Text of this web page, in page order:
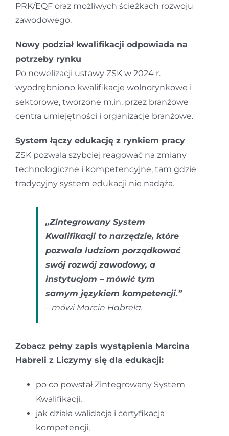
PRK/EQF oraz możliwych ścieżkach rozwoju
zawodowego.
Nowy podział kwalifikacji odpowiada na
potrzeby rynku
Po nowelizacji ustawy ZSK w 2024 r.
wyodrębniono kwalifikacje wolnorynkowe i
sektorowe, tworzone m.in. przez branżowe
centra umiejętności i organizacje branżowe.
System łączy edukację z rynkiem pracy
ZSK pozwala szybciej reagować na zmiany
technologiczne i kompetencyjne, tam gdzie
tradycyjny system edukacji nie nadąża.
„Zintegrowany System
Kwalifikacji to narzędzie, które
pozwala ludziom porządkować
swój rozwój zawodowy, a
instytucjom – mówić tym
samym językiem kompetencji.”
– mówi Marcin Habrela.
Zobacz pełny zapis wystąpienia Marcina
Habreli z Liczymy się dla edukacji:
po co powstał Zintegrowany System
Kwalifikacji,
jak działa walidacja i certyfikacja
kompetencji,